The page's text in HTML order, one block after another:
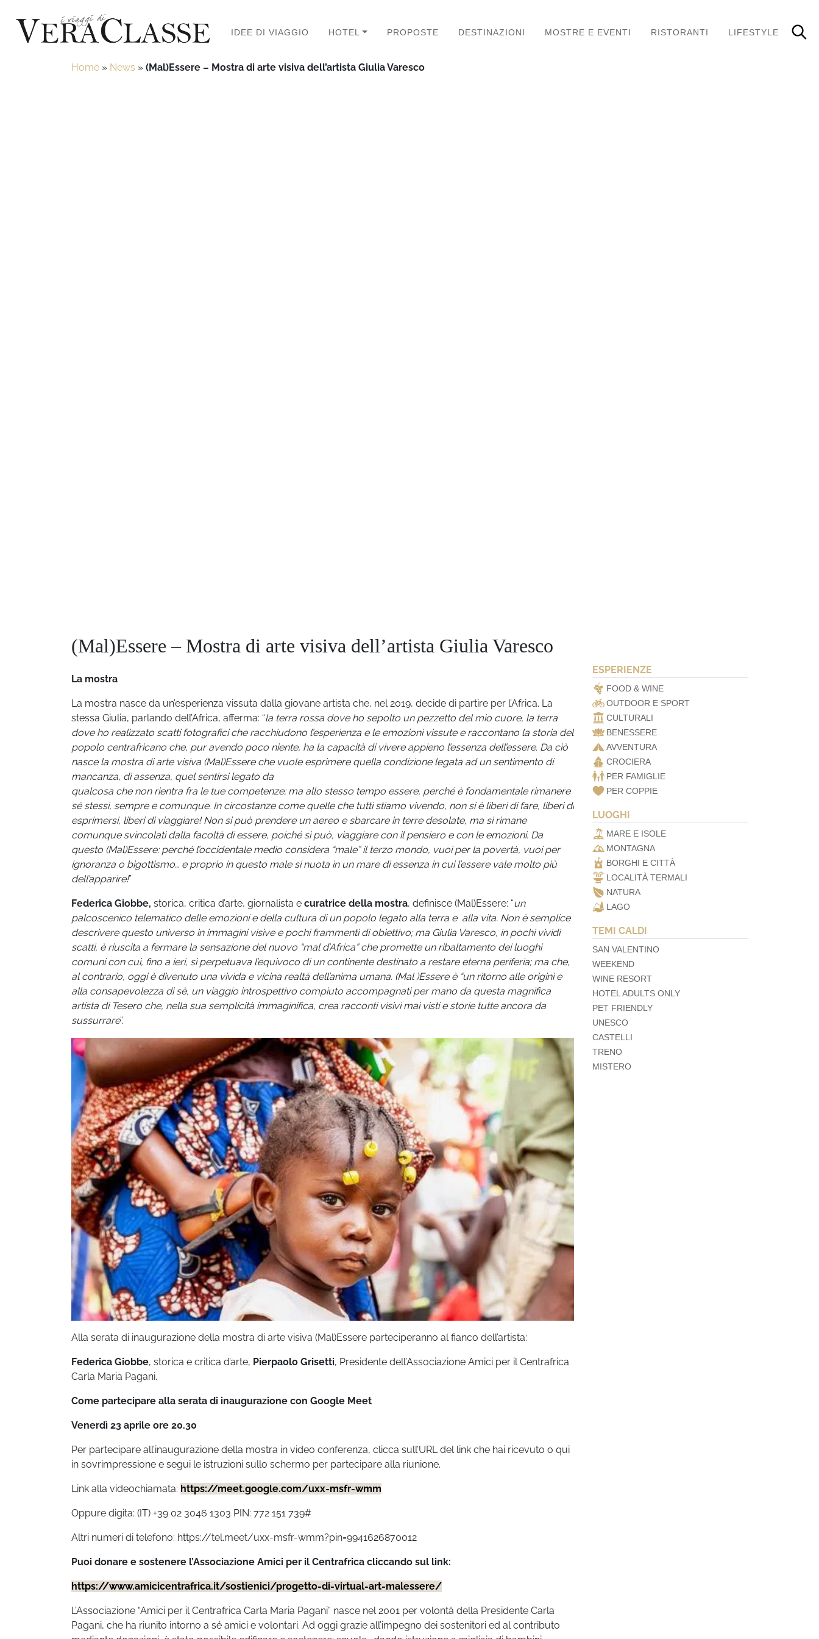
IDEE DI VIAGGIO HOTEL PROPOSTE DESTINAZIONI MOSTRE E EVENTI RISTORANTI LIFESTYLE
Home » News » (Mal)Essere – Mostra di arte visiva dell’artista Giulia Varesco
(Mal)Essere – Mostra di arte visiva dell’artista Giulia Varesco
La mostra
La mostra nasce da un’esperienza vissuta dalla giovane artista che, nel 2019, decide di partire per l’Africa. La
stessa Giulia, parlando dell’Africa, afferma: “la terra rossa dove ho sepolto un pezzetto del mio cuore, la terra
dove ho realizzato scatti fotografici che racchiudono l’esperienza e le emozioni vissute e raccontano la storia del
popolo centrafricano che, pur avendo poco niente, ha la capacità di vivere appieno l’essenza dell’essere. Da ciò
nasce la mostra di arte visiva (Mal)Essere che vuole esprimere quella condizione legata ad un sentimento di
mancanza, di assenza, quel sentirsi legato da
qualcosa che non rientra fra le tue competenze; ma allo stesso tempo essere, perché è fondamentale rimanere
sé stessi, sempre e comunque. In circostanze come quelle che tutti stiamo vivendo, non si è liberi di fare, liberi di
esprimersi, liberi di viaggiare! Non si può prendere un aereo e sbarcare in terre desolate, ma si rimane
comunque svincolati dalla facoltà di essere, poiché si può, viaggiare con il pensiero e con le emozioni. Da
questo (Mal)Essere: perché l’occidentale medio considera “male” il terzo mondo, vuoi per la povertà, vuoi per
ignoranza o bigottismo… e proprio in questo male si nuota in un mare di essenza in cui l’essere vale molto più
dell’apparire!”
Federica Giobbe, storica, critica d’arte, giornalista e curatrice della mostra, definisce (Mal)Essere: “un
palcoscenico telematico delle emozioni e della cultura di un popolo legato alla terra e alla vita. Non è semplice
descrivere questo universo in immagini visive e pochi frammenti di obiettivo; ma Giulia Varesco, in pochi vividi
scatti, è riuscita a fermare la sensazione del nuovo “mal d’Africa” che promette un ribaltamento dei luoghi
comuni con cui, fino a ieri, si perpetuava l’equivoco di un continente destinato a restare eterna periferia; ma che,
al contrario, oggi è divenuto una vivida e vicina realtà dell’anima umana. (Mal )Essere è “un ritorno alle origini e
alla consapevolezza di sè, un viaggio introspettivo compiuto accompagnati per mano da questa magnifica
artista di Tesero che, nella sua semplicità immaginifica, crea racconti visivi mai visti e storie tutte ancora da
sussurrare“.
Alla serata di inaugurazione della mostra di arte visiva (Mal)Essere parteciperanno al fianco dell’artista:
Federica Giobbe, storica e critica d’arte, Pierpaolo Grisetti, Presidente dell’Associazione Amici per il Centrafrica
Carla Maria Pagani.
Come partecipare alla serata di inaugurazione con Google Meet
Venerdì 23 aprile ore 20.30
Per partecipare all’inaugurazione della mostra in video conferenza, clicca sull’URL del link che hai ricevuto o qui
in sovrimpressione e segui le istruzioni sullo schermo per partecipare alla riunione.
Link alla videochiamata: https://meet.google.com/uxx-msfr-wmm
Oppure digita: (IT) +39 02 3046 1303 PIN: 772 151 739#
Altri numeri di telefono: https://tel.meet/uxx-msfr-wmm?pin=9941626870012
Puoi donare e sostenere l’Associazione Amici per il Centrafrica cliccando sul link:
https://www.amicicentrafrica.it/sostienici/progetto-di-virtual-art-malessere/
L’Associazione “Amici per il Centrafrica Carla Maria Pagani” nasce nel 2001 per volontà della Presidente Carla
Pagani, che ha riunito intorno a sé amici e volontari. Ad oggi grazie all’impegno dei sostenitori ed al contributo
ESPERIENZE
FOOD & WINE
OUTDOOR E SPORT
CULTURALI
BENESSERE
AVVENTURA
CROCIERA
PER FAMIGLIE
PER COPPIE
LUOGHI
MARE E ISOLE
MONTAGNA
BORGHI E CITTÀ
LOCALITÀ TERMALI
NATURA
LAGO
TEMI CALDI
SAN VALENTINO
WEEKEND
WINE RESORT
HOTEL ADULTS ONLY
PET FRIENDLY
UNESCO
CASTELLI
TRENO
MISTERO